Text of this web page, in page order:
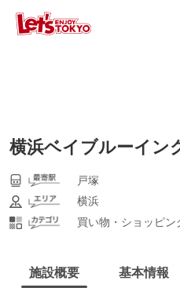
横浜ベイブルーイン
戸塚
横浜
買い物・ショッピン
施設概要 基本情報